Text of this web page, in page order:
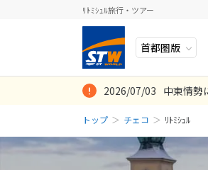
ﾘﾄﾐｼｭﾙ旅行・ツアー
ヨーロッパ
中近東・トルコ
アフリカ
人気のテーマ
お得な旅
誰と行く？
2026/07/03 中東情勢
トップ チェコ ﾘﾄﾐｼｭﾙ